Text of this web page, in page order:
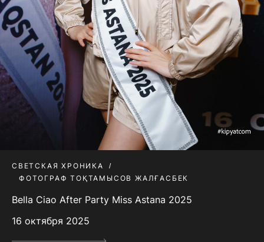
СВЕТСКАЯ ХРОНИКА
ФОТОГРАФ ТОҚТАМЫСОВ ЖАЛҒАСБЕК
Bella Ciao After Party Miss Astana 2025
16 октября 2025